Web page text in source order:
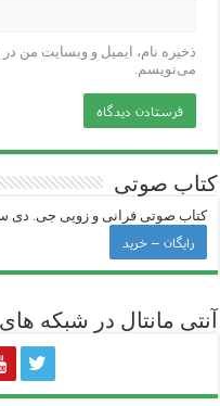
ذخیره نام، ایمیل و وبسایت من
می‌نویسم.
کتاب صوتی
کتاب صوتی فرانی و زویی جی‌. دی
رایگان – خرید
آنتی ‌مانتال در شبکه